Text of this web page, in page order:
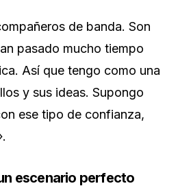
de banda. Son
pasado mucho tiempo
Así que tengo como una
y sus ideas. Supongo
ese tipo de confianza,
escenario perfecto